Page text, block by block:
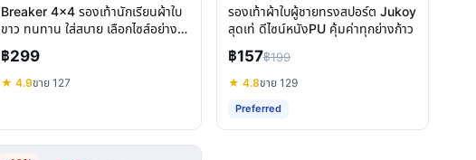
Breaker 4x4 รองเท้านักเรียนผ้าใบ
ขาว ทนทาน ใส่สบาย เลือกไซส์อย่างไร
ให้พอดี
฿299
★ 4.9ขาย 127
รองเท้าผ้าใบผู้ชายทรงสปอร์ต Jukoy
สุดเท่ ดีไซน์หนังPU คุ้มค่าทุกย่างก้าว
฿157฿199
★ 4.8ขาย 129
Preferred